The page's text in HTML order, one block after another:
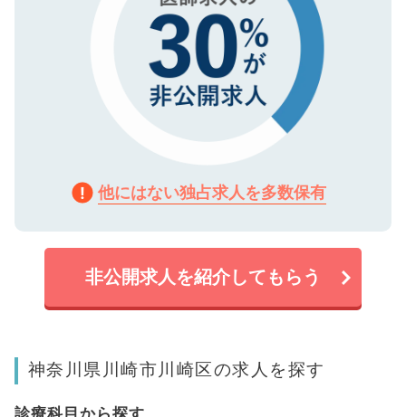
他にはない独占求人を多数保有
非公開求人を紹介してもらう
神奈川県川崎市川崎区の求人を探す